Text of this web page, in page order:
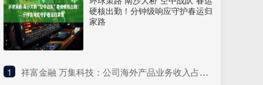
硬核出勤！分钟级响应守护春运归
家路
1 ​祥富金融 万集科技：公司海外产品业务收入占总营收的比例较低